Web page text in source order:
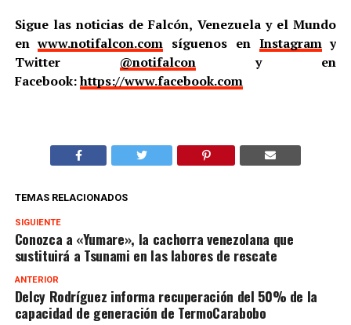
Sigue las noticias de Falcón, Venezuela y el Mundo
enwww.notifalcon.com síguenos en Instagramy
Twitter @notifalcony en
Facebook:https://www.facebook.com
TEMAS RELACIONADOS
SIGUIENTE
Conozca a «Yumare», la cachorra venezolana que
sustituirá a Tsunami en las labores de rescate
ANTERIOR
Delcy Rodríguez informa recuperación del 50% de la
capacidad de generación de TermoCarabobo